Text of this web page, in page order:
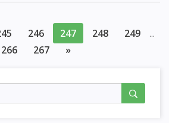
246 247 248 249 ...
266 267 »